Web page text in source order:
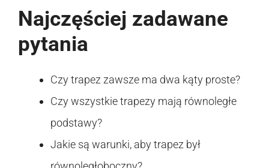
Najczęściej zadawane
pytania
Czy trapez zawsze ma dwa kąty proste?
Czy wszystkie trapezy mają równoległe
podstawy?
Jakie są warunki, aby trapez był